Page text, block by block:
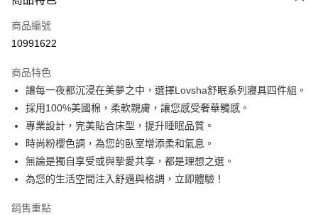
合作金庫商業銀行
上海商業儲蓄銀行
臺灣中小企業銀行
匯豐（台灣）商業銀行
華泰商業銀行
聯邦商業銀行
遠東國際商業銀行
元大商業銀行
永豐商業銀行
玉山商業銀行
星展（台灣）商業銀行
台灣樂天信用卡公司
合作金庫商業銀行
上海商業儲蓄銀行
國泰世華商業銀行
兆豐國際商業銀行
匯豐（台灣）商業銀行
華泰商業銀行
聯邦商業銀行
遠東國際商業銀行
元大商業銀行
永豐商業銀行
玉山商業銀行
星展（台灣）商業銀行
台新國際商業銀行
中國信託商業銀行
12 期 0 利率 每期
華南商業銀行
上海商業儲蓄銀行
台北富邦商業銀行
國泰世華商業銀行
兆豐國際商業銀行
臺灣中小企業銀行
台中商業銀行
聯邦商業銀行
遠東國際商業銀行
元大商業銀行
永豐商業銀行
玉山商業銀行
星展（台灣）商業銀行
台灣樂天信用卡公司
Apple Pay
悠遊付
全盈+PAY
商品編號
10991622
商品特色
讓每一夜都沉浸在美夢之中，選擇Lovsha舒眠系列寢具四件組。
採用100%美國棉，柔軟親膚，讓您感受奢華觸感。
專業設計，完美貼合床型，提升睡眠品質。
時尚粉櫻色調，為您的臥室增添柔和氣息。
無論是獨自享受或與摯愛共享，都是理想之選。
為您的生活空間注入舒適與格調，立即體驗！
銷售重點